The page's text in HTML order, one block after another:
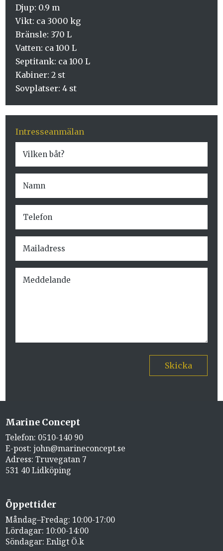
Djup: 0.9 m
Vikt: ca 3000 kg
Bränsle: 370 L
Vatten: ca 100 L
Septitank: ca 100 L
Kabiner: 2 st
Sovplatser: 4 st
Intresseanmälan
Skicka
Marine Concept
Telefon: 0510-140 90
E-post:john@marineconcept.se
Adress: Truvegatan 7
531 40 Lidköping
Öppettider
Måndag–Fredag: 10:00-17:00
Lördagar: 10:00-14:00
Söndagar: Enligt Ö.k